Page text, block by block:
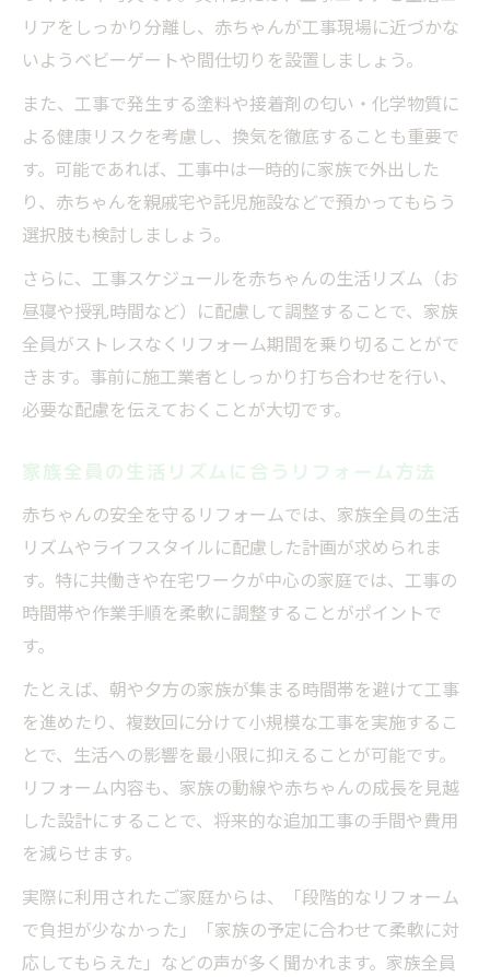
リアをしっかり分離し、赤ちゃんが工事現場に近づかな
いようベビーゲートや間仕切りを設置しましょう。
また、工事で発生する塗料や接着剤の匂い・化学物質に
よる健康リスクを考慮し、換気を徹底することも重要で
す。可能であれば、工事中は一時的に家族で外出した
り、赤ちゃんを親戚宅や託児施設などで預かってもらう
選択肢も検討しましょう。
さらに、工事スケジュールを赤ちゃんの生活リズム（お
昼寝や授乳時間など）に配慮して調整することで、家族
全員がストレスなくリフォーム期間を乗り切ることがで
きます。事前に施工業者としっかり打ち合わせを行い、
必要な配慮を伝えておくことが大切です。
家族全員の生活リズムに合うリフォーム方法
赤ちゃんの安全を守るリフォームでは、家族全員の生活
リズムやライフスタイルに配慮した計画が求められま
す。特に共働きや在宅ワークが中心の家庭では、工事の
時間帯や作業手順を柔軟に調整することがポイントで
す。
たとえば、朝や夕方の家族が集まる時間帯を避けて工事
を進めたり、複数回に分けて小規模な工事を実施するこ
とで、生活への影響を最小限に抑えることが可能です。
リフォーム内容も、家族の動線や赤ちゃんの成長を見越
した設計にすることで、将来的な追加工事の手間や費用
を減らせます。
実際に利用されたご家庭からは、「段階的なリフォーム
で負担が少なかった」「家族の予定に合わせて柔軟に対
応してもらえた」などの声が多く聞かれます。家族全員